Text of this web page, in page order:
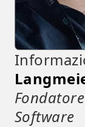
Software